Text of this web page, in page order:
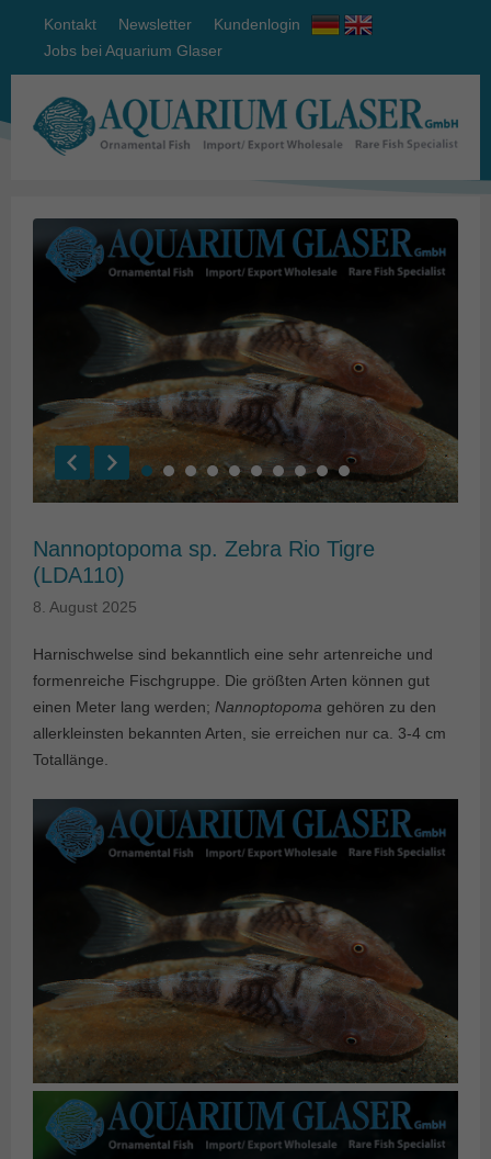
Kontakt Newsletter
Kundenlogin
Jobs bei Aquarium Glaser
Nannoptopoma sp. Zebra Rio Tigre
(LDA110)
8. August 2025
Harnischwelse sind bekanntlich eine sehr artenreiche und
formenreiche Fischgruppe. Die größten Arten können gut
einen Meter lang werden; Nannoptopoma gehören zu den
allerkleinsten bekannten Arten, sie erreichen nur ca. 3-4 cm
Totallänge.